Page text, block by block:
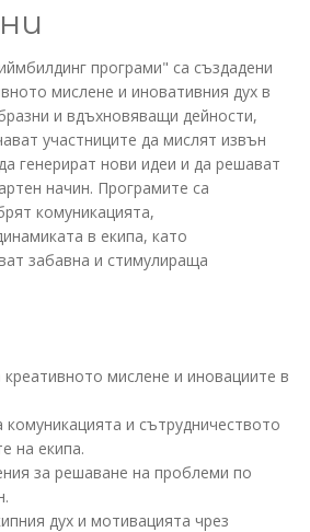
програми" са създадени
мислене и иновативния дух в
и вдъхновяващи дейности,
участниците да мислят извън
генерират нови идеи и да решават
начин. Програмите са
комуникацията,
в екипа, като
забавна и стимулираща
мислене и иновациите в
и сътрудничеството
на екипа.
за решаване на проблеми по
дух и мотивацията чрез